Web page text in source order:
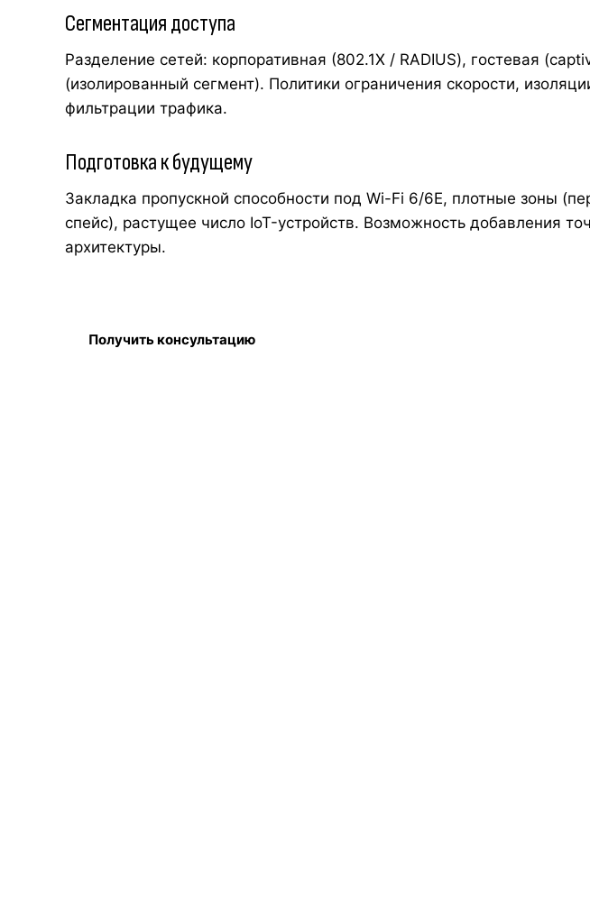
Сегментация доступа
Разделение сетей: корпоративная (802.1X / RADIUS), гостевая
(изолированный сегмент). Политики ограничения скорости,
фильтрации трафика.
Подготовка к будущему
Закладка пропускной способности под Wi-Fi 6/6E, плотные зоны
спейс), растущее число IoT-устройств. Возможность добавления
архитектуры.
Получить консультацию